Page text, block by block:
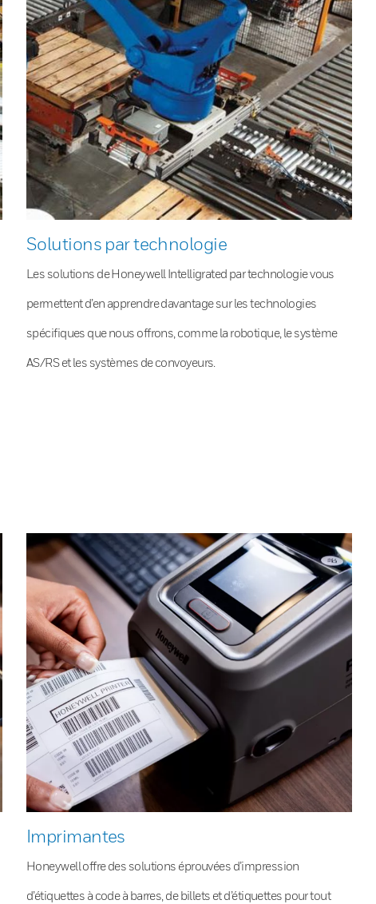
Solutions par technologie
Les solutions de Honeywell Intelligrated par technologie vous
permettent d’en apprendre davantage sur les technologies
spécifiques que nous offrons, comme la robotique, le système
AS/RS et les systèmes de convoyeurs.
Imprimantes
Honeywell offre des solutions éprouvées d’impression
d’étiquettes à code à barres, de billets et d’étiquettes pour tout